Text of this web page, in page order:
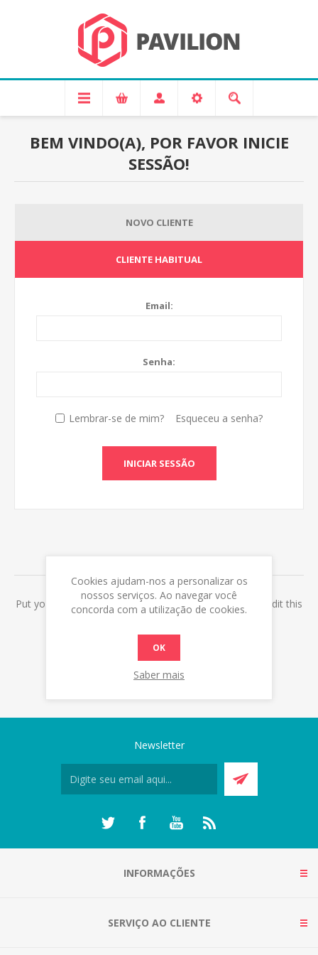
BEM VINDO(A), POR FAVOR INICIE
SESSÃO!
NOVO CLIENTE
CLIENTE HABITUAL
Email:
Senha:
Lembrar-se de mim? Esqueceu a senha?
INICIAR SESSÃO
Put your login / registration information here. You can edit this
Newsletter
INFORMAÇÕES
SERVIÇO AO CLIENTE
Cookies ajudam-nos a personalizar os
nossos serviços. Ao navegar você
concorda com a utilização de cookies.
OK
Saber mais